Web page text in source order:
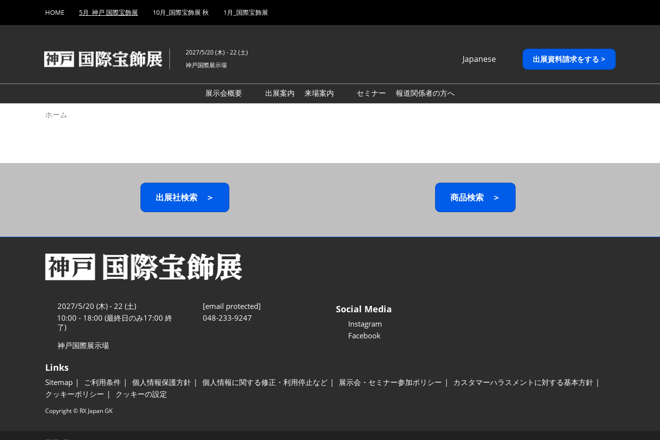
キ
し
て
to
HOME 5月_神戸 国際宝飾展 10月_国際宝飾展 秋 1月_国際宝飾展
2027/5/20 (木) - 22 (土)
神戸国際展示場
Japanese
English
繁體中文
出展資料請求をする >
展示会概要
出展案内
来場案内
セミナー 報道関係者の方へ
ホーム
出展社検索 ＞ 商品検索 ＞
2027/5/20 (木) - 22 (土)
10:00 - 18:00 (最終日のみ17:00 終
了)
神戸国際展示場
[email protected]
048-233-9247
Social Media
Instagram
Facebook
Links
Sitemap ご利用条件 個人情報保護方針 個人情報に関する修正・利用停止など 展示会・セミナー参加ポリシー
カスタマーハラスメントに対する基本方針
クッキーポリシー
クッキーの設定
Copyright © RX Japan GK